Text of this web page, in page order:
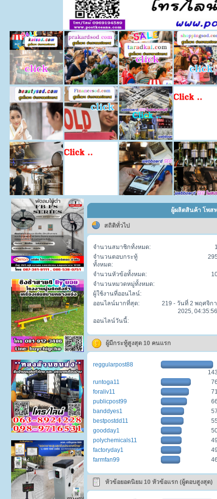
ผู้ผลิตสินค้า โพส
สถิติทั่วไป
จำนวนสมาชิกทั้งหมด:
จำนวนตอบกระทู้
ทั้งหมด:
จำนวนหัวข้อทั้งหมด:
จำนวนหมวดหมู่ทั้งหมด:
ผู้ใช้งานที่ออนไลน์:
ออนไลน์มากที่สุด:
219 - วันที่ 2 พฤศจิก
2025,
ออนไลน์วันนี้:
ผู้มีกระทู้สูงสุด 10 คนแรก
reggularpost88
runtoga11
foraliv11
publicpost99
banddyes1
bestpostdd11
goodday1
polychemicals11
factoryday1
farmfan99
หัวข้อยอดนิยม 10 หัวข้อแรก (ผู้ตอบสูงสุด)